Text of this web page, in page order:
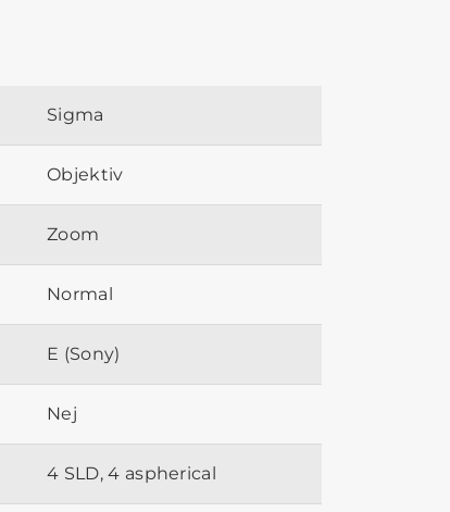
Sigma
Objektiv
Zoom
Normal
E (Sony)
Nej
4 SLD, 4 aspherical